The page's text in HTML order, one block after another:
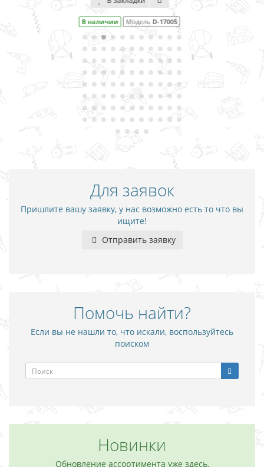
В наличии Модель
Для заявок
Пришлите вашу заявку, у нас возможно есть то что вы
ищите!
Отправить заявку
Помочь найти?
Если вы не нашли то, что искали, воспользуйтесь
поиском
Новинки
Обновление ассортимента уже здесь,